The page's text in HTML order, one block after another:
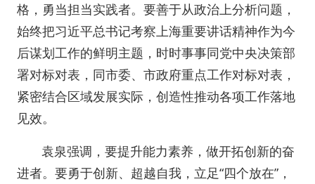
格，勇当担当实践者。要善于从政治上分析问题，
始终把习近平总书记考察上海重要讲话精神作为今
后谋划工作的鲜明主题，时时事事同党中央决策部
署对标对表，同市委、市政府重点工作对标对表，
紧密结合区域发展实际，创造性推动各项工作落地
见效。
袁泉强调，要提升能力素养，做开拓创新的奋
进者。要勇于创新、超越自我，立足“四个放在”，